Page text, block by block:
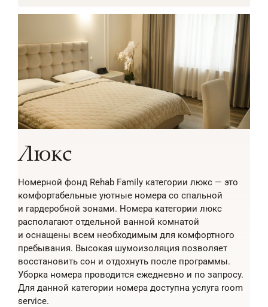
Люкс
Номерной фонд Rehab Family категории люкс — это
комфортабельные уютные номера со спальной
и гардеробной зонами. Номера категории люкс
располагают отдельной ванной комнатой
и оснащены всем необходимым для комфортного
пребывания. Высокая шумоизоляция позволяет
восстановить сон и отдохнуть после программы.
Уборка номера проводится ежедневно и по запросу.
Для данной категории номера доступна услуга room
service.